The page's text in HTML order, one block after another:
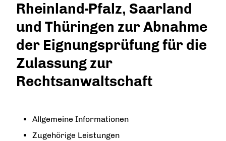
Rheinland-Pfalz, Saarland
und Thüringen zur Abnahme
der Eignungsprüfung für die
Zulassung zur
Rechtsanwaltschaft
Allgemeine Informationen
Zugehörige Leistungen